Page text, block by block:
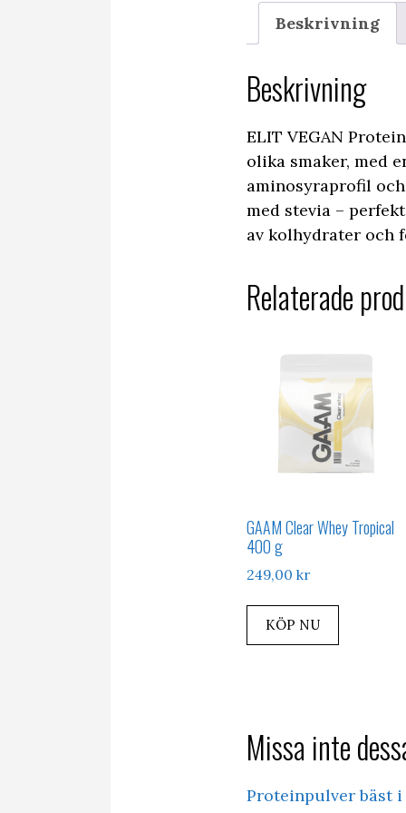
Beskrivning
Beskrivning
ELIT VEGAN
olika smaker, med
aminosyraprofil
med stevia –
av kolhydrater och
Relaterade
GAAM Clear Whey Tropical
400 g
249,00 kr
KÖP NU
Missa inte
Proteinpulver bäst